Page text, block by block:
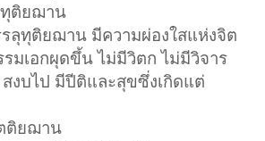
ทุติยฌาน
รลุทุติยฌาน มีความผ่องใสแห่งจิต
มเอกผุดขึ้น ไม่มีวิตก ไม่มีวิจาร
สงบไป มีปีติและสุขซึ่งเกิดแต่
ติยฌาน